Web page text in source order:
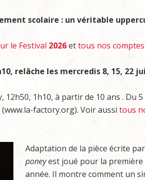
scolaire : un véritable
le Festival 2026ettous nos
relâche les mercredis 8, 15, 22
12h50, 1h10, à partir de 10 ans . Du
factory.org). Voir aussitous
Adaptation de la pièce écrite
poneyest joué pour la première
année. Il montre comment un